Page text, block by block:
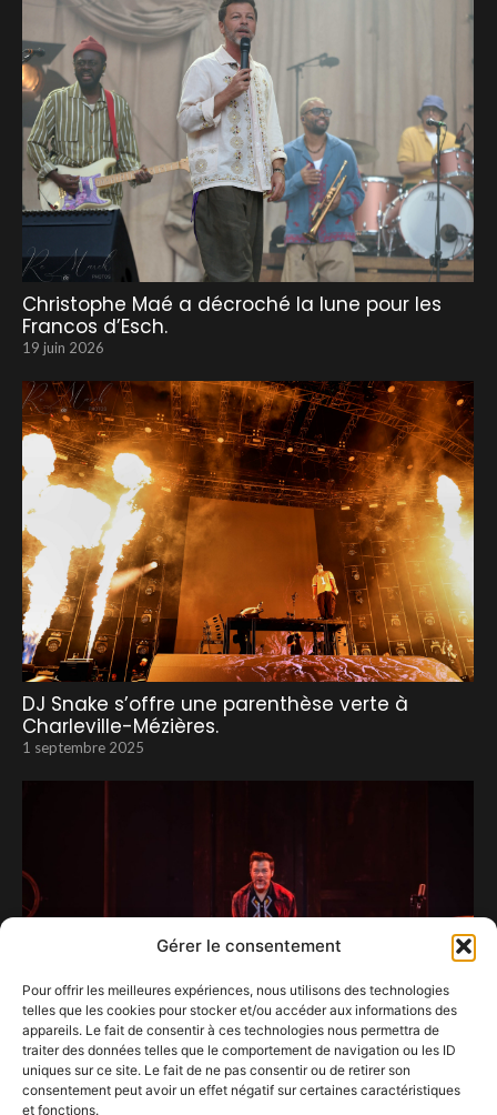
Gérer le consentement
Pour offrir les meilleures expériences, nous utilisons des technologies
telles que les cookies pour stocker et/ou accéder aux informations des
appareils. Le fait de consentir à ces technologies nous permettra de
traiter des données telles que le comportement de navigation ou les ID
uniques sur ce site. Le fait de ne pas consentir ou de retirer son
consentement peut avoir un effet négatif sur certaines caractéristiques
et fonctions.
Christophe Maé a décroché la lune pour les
Francos d’Esch.
19 juin 2026
DJ Snake s’offre une parenthèse verte à
Charleville-Mézières.
1 septembre 2025
Christophe Maé enflamme Forest National